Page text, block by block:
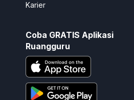
Karier
Coba GRATIS Aplikasi
Ruangguru